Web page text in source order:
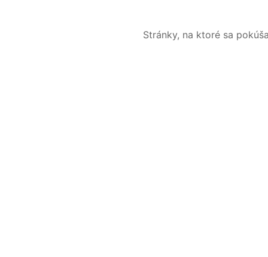
Stránky, na ktoré sa